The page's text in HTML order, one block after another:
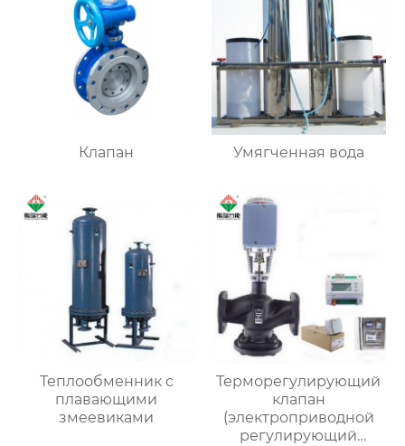
Клапан Умягченная вода
Теплообменник с
плавающими
змеевиками
Терморегулирующий
клапан
(электроприводной
регулирующий